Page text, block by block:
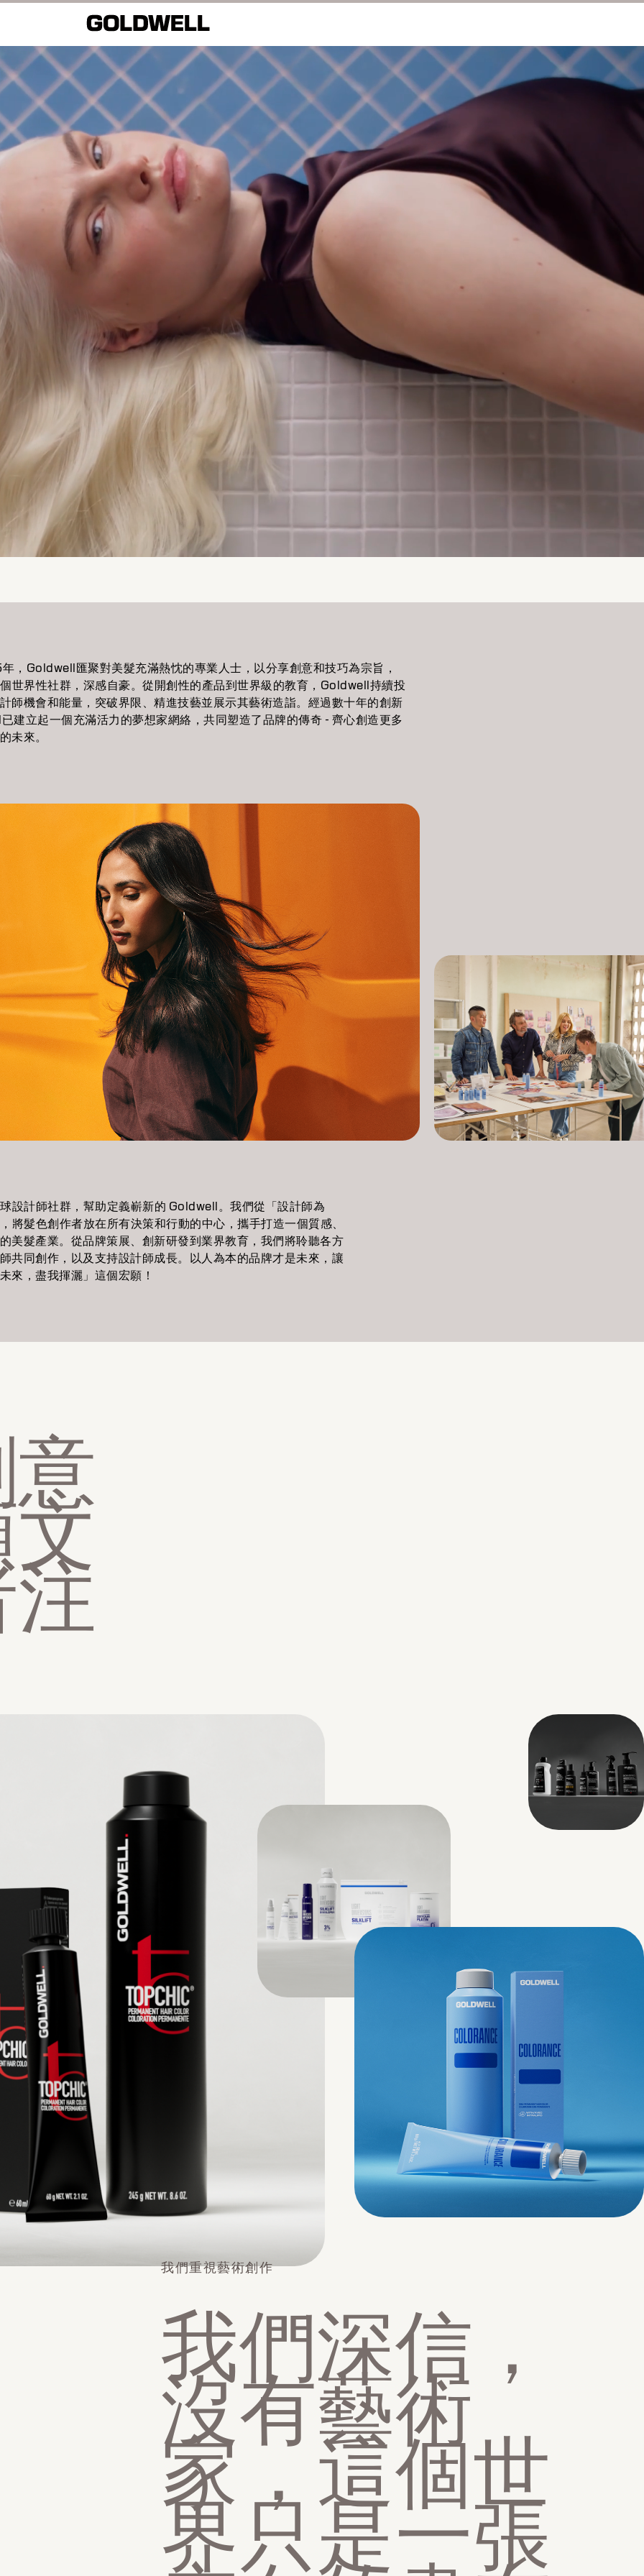
，Goldwell匯聚對美髮充滿熱忱的專業人士，以分享創意和技巧為宗旨，
世界性社群，深感自豪。從開創性的產品到世界級的教育，Goldwell持續投
師機會和能量，突破界限、精進技藝並展示其藝術造詣。經過數十年的創新
建立起一個充滿活力的夢想家網絡，共同塑造了品牌的傳奇 - 齊心創造更多
未來。
設計師社群，幫助定義嶄新的 Goldwell。我們從「設計師為
將髮色創作者放在所有決策和行動的中心，攜手打造一個質感、
美髮產業。從品牌策展、創新研發到業界教育，我們將聆聽各方
共同創作，以及支持設計師成長。以人為本的品牌才是未來，讓
來，盡我揮灑」這個宏願！
我們重視藝術創作
我們深信，
沒有藝術
家，這個世
界只是一張